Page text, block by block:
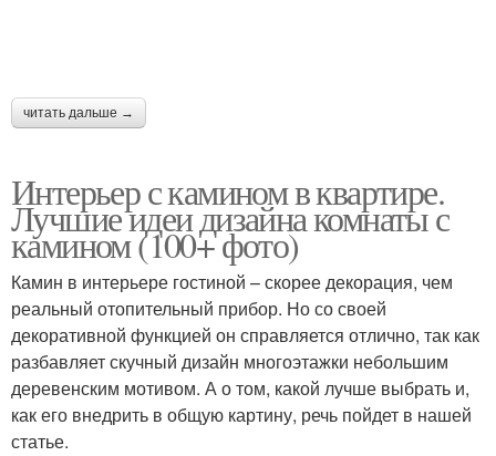
читать дальше →
Интерьер с камином в квартире.
Лучшие идеи дизайна комнаты с
камином (100+ фото)
Камин в интерьере гостиной – скорее декорация, чем
реальный отопительный прибор. Но со своей
декоративной функцией он справляется отлично, так как
разбавляет скучный дизайн многоэтажки небольшим
деревенским мотивом. А о том, какой лучше выбрать и,
как его внедрить в общую картину, речь пойдет в нашей
статье.